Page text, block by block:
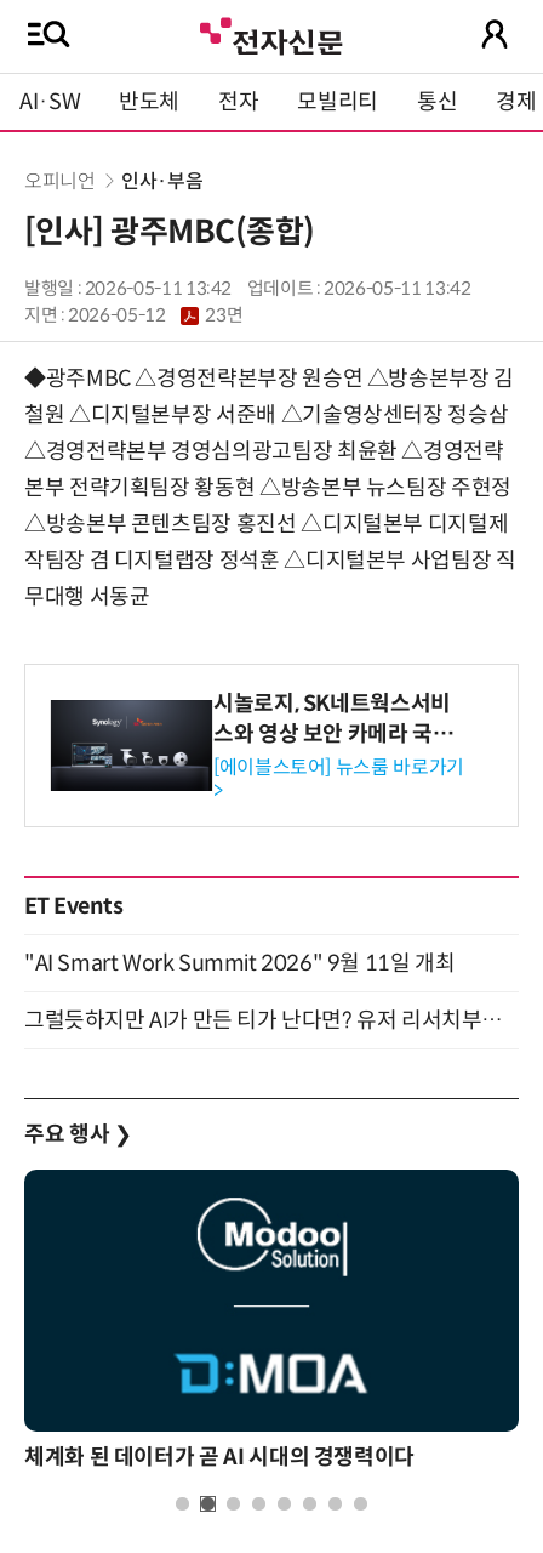
AI·SW 반도체 전자 모빌리티 통신 경제
오피니언 인사·부음
[인사] 광주MBC(종합)
발행일 : 2026-05-11 13:42
업데이트 : 2026-05-11 13:42
지면 :2026-05-12 23면
◆광주MBC △경영전략본부장 원승연 △방송본부장 김
철원 △디지털본부장 서준배 △기술영상센터장 정승삼
△경영전략본부 경영심의광고팀장 최윤환 △경영전략
본부 전략기획팀장 황동현 △방송본부 뉴스팀장 주현정
△방송본부 콘텐츠팀장 홍진선 △디지털본부 디지털제
작팀장 겸 디지털랩장 정석훈 △디지털본부 사업팀장 직
무대행 서동균
시놀로지, SK네트웍스서비
스와 영상 보안 카메라 국내
독점 판매 파트너십 체결
[에이블스토어] 뉴스룸 바로가기
>
ET Events
"AI Smart Work Summit 2026" 9월 11일 개최
그럴듯하지만 AI가 만든 티가 난다면? 유저 리서치부터 배포까지! (9/15)
주요 행사 ❯
체계화 된 데이터가 곧 AI 시대의 경쟁력이다